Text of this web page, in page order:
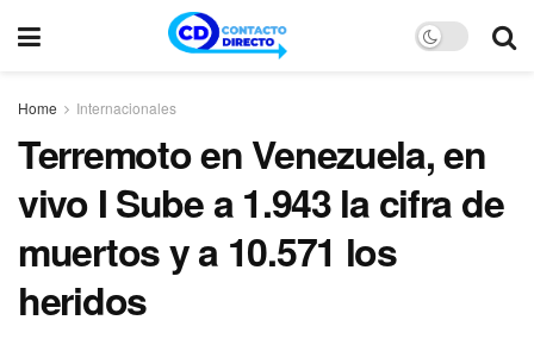
Home Internacionales
Terremoto en Venezuela, en
vivo I Sube a 1.943 la cifra de
muertos y a 10.571 los
heridos